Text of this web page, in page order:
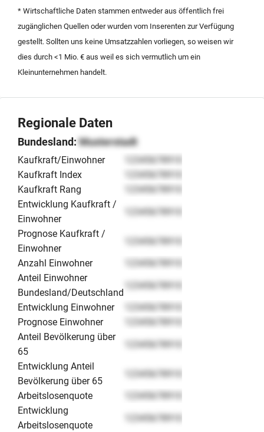
in der Region Rheinland-Pfalz bildet eine
hervorragende Basis für zukünftiges Wachstum.
* Wirtschaftliche Daten stammen entweder aus öffentlich frei
zugänglichen Quellen oder wurden vom Inserenten zur Verfügung
gestellt. Sollten uns keine Umsatzzahlen vorliegen, so weisen wir
dies durch <1 Mio. € aus weil es sich vermutlich um ein
Kleinunternehmen handelt.
Regionale Daten
Bundesland: Musterstadt
Kaufkraft/Einwohner
12345678910
Kaufkraft Index
12345678910
Kaufkraft Rang
12345678910
Entwicklung Kaufkraft /
Einwohner
12345678910
Prognose Kaufkraft /
Einwohner
12345678910
Anzahl Einwohner
12345678910
Anteil Einwohner
Bundesland/Deutschland
12345678910
Entwicklung Einwohner
12345678910
Prognose Einwohner
12345678910
Anteil Bevölkerung über
65
12345678910
Entwicklung Anteil
Bevölkerung über 65
12345678910
Arbeitslosenquote
12345678910
Entwicklung
Arbeitslosenquote
12345678910